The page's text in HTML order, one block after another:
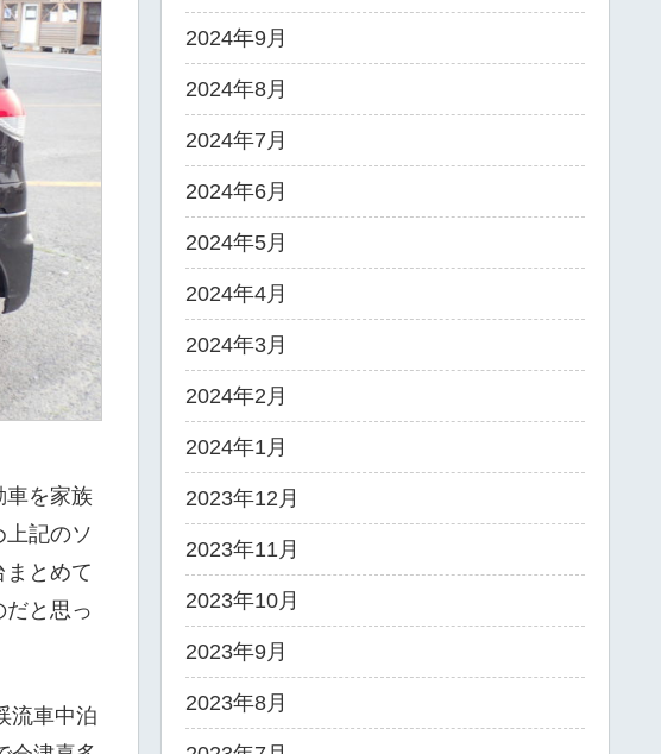
車を家族
記のソ
とめて
と思っ
流車中泊
2024年9月
2024年8月
2024年7月
2024年6月
2024年5月
2024年4月
2024年3月
2024年2月
2024年1月
2023年12月
2023年11月
2023年10月
2023年9月
2023年8月